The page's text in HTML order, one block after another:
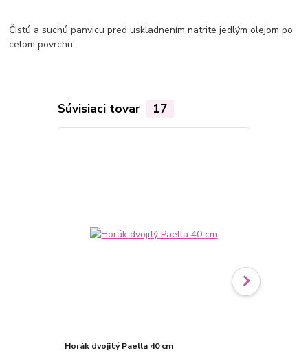
Čistú a suchú panvicu pred uskladnením natrite jedlým olejom po
celom povrchu.
Súvisiaci tovar 17
Horák dvojitý Paella 40 cm